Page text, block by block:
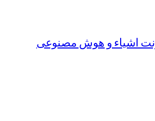
اشیاء و هوش مصنوعی